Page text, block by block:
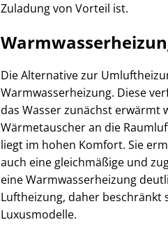
Zuladung von Vorteil ist.
Die Alternative zur
Warmwasserheizung. Diese
das Wasser zunächst erwärmt
Wärmetauscher an die
liegt im hohen Komfort. Sie
auch eine gleichmäßige und
eine Warmwasserheizung
Luftheizung, daher beschränkt
Luxusmodelle.